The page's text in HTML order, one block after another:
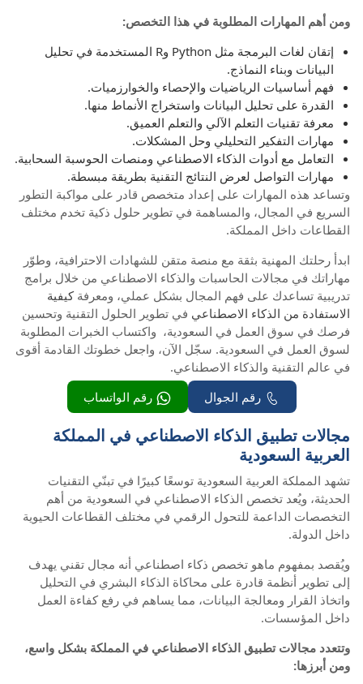
ومن أهم المهارات المطلوبة في هذا التخصص:
إتقان لغات البرمجة مثل Python وR المستخدمة في تحليل
البيانات وبناء النماذج.
فهم أساسيات الرياضيات والإحصاء والخوارزميات.
القدرة على تحليل البيانات واستخراج الأنماط منها.
معرفة تقنيات التعلم الآلي والتعلم العميق.
مهارات التفكير التحليلي وحل المشكلات.
التعامل مع أدوات الذكاء الاصطناعي ومنصات الحوسبة السحابية.
مهارات التواصل لعرض النتائج التقنية بطريقة مبسطة.
وتساعد هذه المهارات على إعداد متخصص قادر على مواكبة التطور
السريع في المجال، والمساهمة في تطوير حلول ذكية تخدم مختلف
القطاعات داخل المملكة.
ابدأ رحلتك المهنية بثقة مع منصة متقن للشهادات الاحترافية، وطوّر
مهاراتك في مجالات الحاسبات والذكاء الاصطناعي من خلال برامج
تدريبية تساعدك على فهم المجال بشكل عملي، ومعرفةكيفية
الاستفادة من الذكاء الاصطناعي في تطوير الحلول التقنية وتحسين
فرصك في سوق العمل في السعودية، واكتساب الخبرات المطلوبة
لسوق العمل في السعودية. سجّل الآن، واجعل خطوتك القادمة أقوى
في عالم التقنية والذكاء الاصطناعي.
رقم الجوال
رقم الواتساب
مجالات تطبيق الذكاء الاصطناعي في المملكة
العربية السعودية
تشهد المملكة العربية السعودية توسعًا كبيرًا في تبنّي التقنيات
الحديثة، ويُعد تخصص الذكاء الاصطناعي في السعودية من أهم
التخصصات الداعمة للتحول الرقمي في مختلف القطاعات الحيوية
داخل الدولة.
ويُقصد بمفهوم ماهو تخصص ذكاء اصطناعي أنه مجال تقني يهدف
إلى تطوير أنظمة قادرة على محاكاة الذكاء البشري في التحليل
واتخاذ القرار ومعالجة البيانات، مما يساهم في رفع كفاءة العمل
داخل المؤسسات.
وتتعدد مجالات تطبيق الذكاء الاصطناعي في المملكة بشكل واسع،
ومن أبرزها: